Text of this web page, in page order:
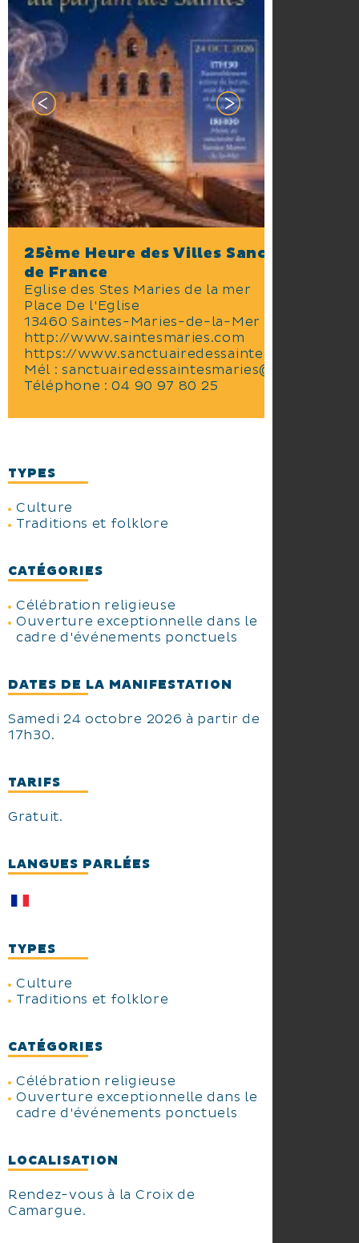
25ème Heure des Villes Sanctuaires
de France
Eglise des Stes Maries de la mer
Place De l'Eglise
13460 Saintes-Maries-de-la-Mer
http://www.saintesmaries.com
https://www.sanctuairedessaintesmaries.com
Mél : sanctuairedessaintesmaries@gmail.com
Téléphone :04 90 97 80 25
TYPES
Culture
Traditions et folklore
CATÉGORIES
Célébration religieuse
Ouverture exceptionnelle dans le
cadre d'événements ponctuels
DATES DE LA MANIFESTATION
Samedi 24 octobre 2026 à partir de
17h30.
TARIFS
Gratuit.
LANGUES PARLÉES
TYPES
Culture
Traditions et folklore
CATÉGORIES
Célébration religieuse
Ouverture exceptionnelle dans le
cadre d'événements ponctuels
LOCALISATION
Rendez-vous à la Croix de
Camargue.